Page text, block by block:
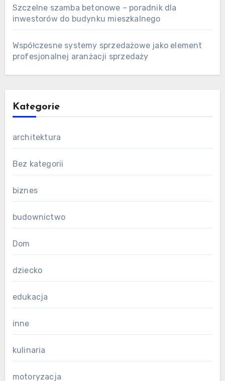
Szczelne szamba betonowe – poradnik dla
inwestorów do budynku mieszkalnego
Współczesne systemy sprzedażowe jako element
profesjonalnej aranżacji sprzedaży
Kategorie
architektura
Bez kategorii
biznes
budownictwo
Dom
dziecko
edukacja
inne
kulinaria
motoryzacja